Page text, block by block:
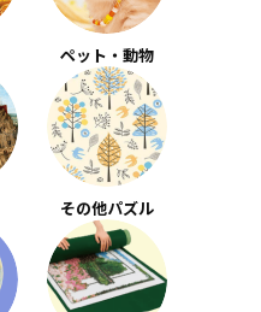
ペット・動物
その他パズル